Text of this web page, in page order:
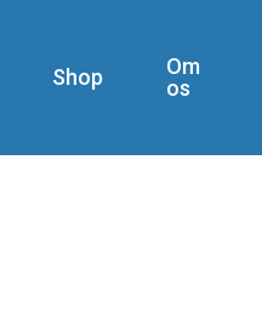
Shop
Om
os